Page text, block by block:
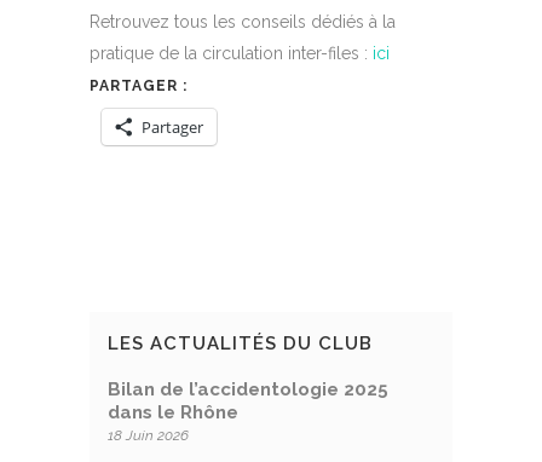
Retrouvez tous les conseils dédiés à la
pratique de la circulation inter-files : ici
PARTAGER :
Partager
LES ACTUALITÉS DU CLUB
Bilan de l’accidentologie 2025
dans le Rhône
18 Juin 2026